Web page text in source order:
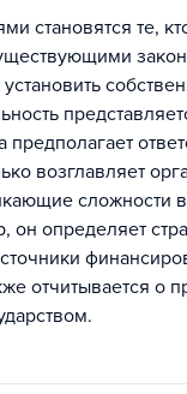
становятся те,
установить
возглавляет
сложности
он определяет
отчитывается о